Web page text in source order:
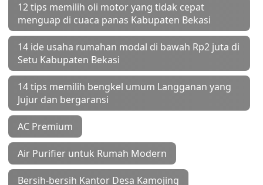
12 tips memilih oli motor yang tidak cepat
menguap di cuaca panas Kabupaten Bekasi
14 ide usaha rumahan modal di bawah Rp2 juta di
Setu Kabupaten Bekasi
14 tips memilih bengkel umum Langganan yang
Jujur dan bergaransi
AC Premium
Air Purifier untuk Rumah Modern
Bersih-bersih Kantor Desa Kamojing